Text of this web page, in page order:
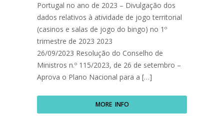
Portugal no ano de 2023 – Divulgação dos
dados relativos à atividade de jogo territorial
(casinos e salas de jogo do bingo) no 1º
trimestre de 2023 2023
26/09/2023 Resolução do Conselho de
Ministros n.º 115/2023, de 26 de setembro –
Aprova o Plano Nacional para a […]
MORE INFO